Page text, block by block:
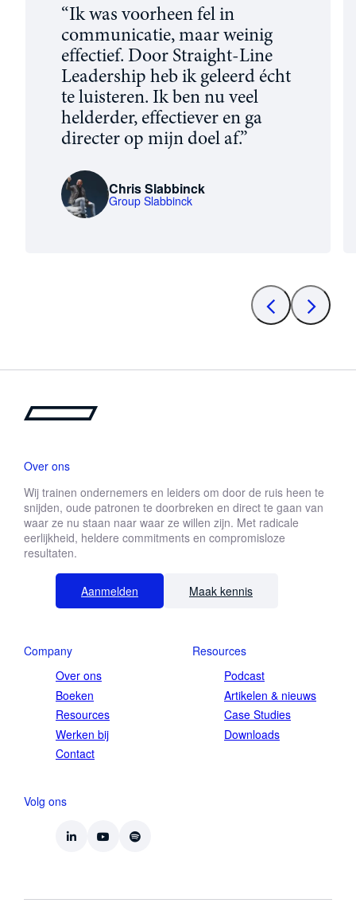
“Ik was voorheen fel in
communicatie, maar weinig
effectief. Door Straight-Line
Leadership heb ik geleerd écht
te luisteren. Ik ben nu veel
helderder, effectiever en ga
directer op mijn doel af.”
Chris Slabbinck
Group Slabbinck
Over ons
Wij trainen ondernemers en leiders om door de ruis heen te
snijden, oude patronen te doorbreken en direct te gaan van
waar ze nu staan naar waar ze willen zijn. Met radicale
eerlijkheid, heldere commitments en compromisloze
resultaten.
Aanmelden Maak kennis
Company
Over ons
Boeken
Resources
Werken bij
Contact
Resources
Podcast
Artikelen & nieuws
Case Studies
Downloads
Volg ons